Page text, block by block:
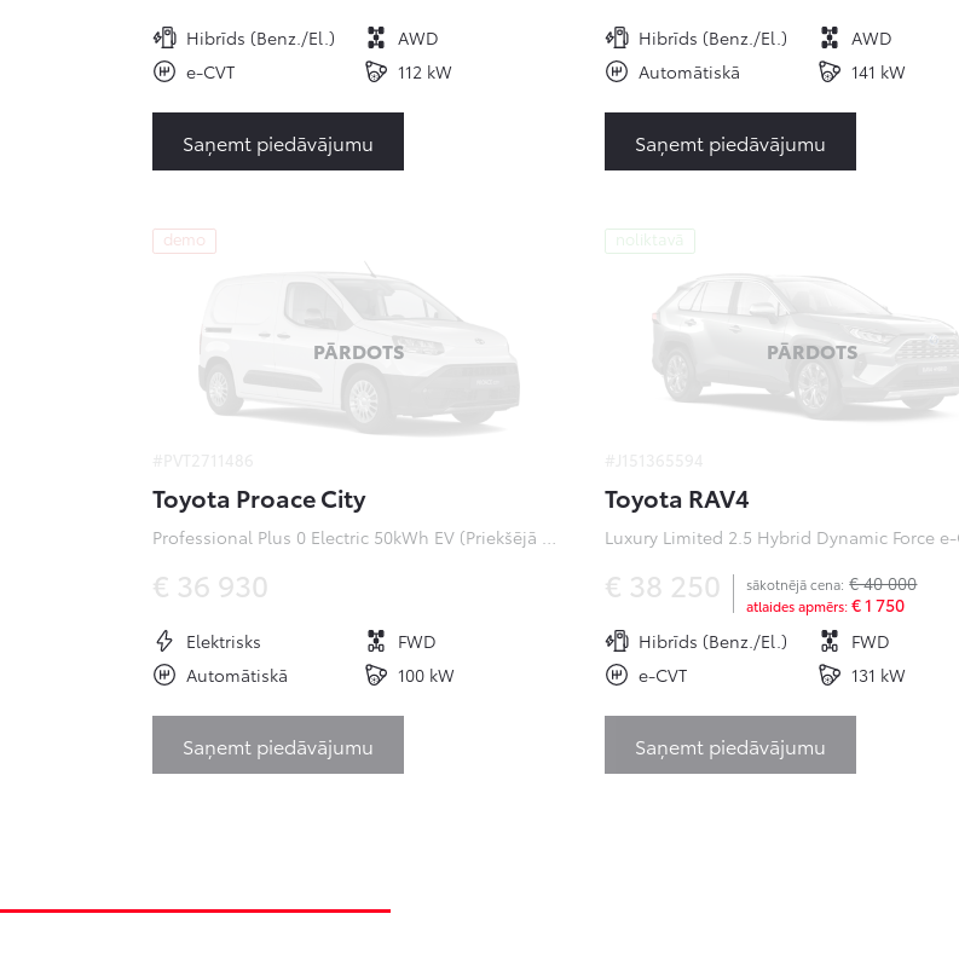
Hibrīds (Benz./El.)
AWD
e-CVT
112 kW
Saņemt piedāvājumu
Hibrīds (Benz./El.)
AWD
Automātiskā
141 kW
Saņemt piedāvājumu
demo
PĀRDOTS
Toyota Proace City
Professional Plus 0 Electric 50kWh EV (Priekšējā piedziņa) (100 kW)
€ 36 930
Elektrisks
FWD
Automātiskā
100 kW
Saņemt piedāvājumu
noliktavā
PĀRDOTS
Toyota RAV4
€ 38 250 sākotnējā cena: € 40 000
atlaides apmērs: € 1 750
Hibrīds (Benz./El.)
FWD
e-CVT
131 kW
Saņemt piedāvājumu